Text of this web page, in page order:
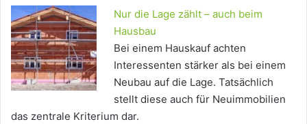
Nur die Lage zählt – auch beim
Hausbau
Bei einem Hauskauf achten
Interessenten stärker als bei einem
Neubau auf die Lage. Tatsächlich
stellt diese auch für Neuimmobilien
das zentrale Kriterium dar.